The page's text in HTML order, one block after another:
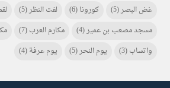
غض البصر(5) كورونا(6) لفت النظر(5)
مسجد مصعب بن عمير(4) مكارم العرب(7)
واتساب(3) يوم النحر(5) يوم عرفة(4)